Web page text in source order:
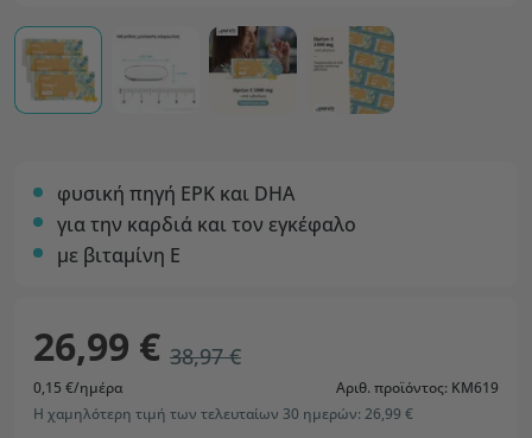
φυσική πηγή ΕΡΚ και DHA
για την καρδιά και τον εγκέφαλο
με βιταμίνη Ε
26,99 € 38,97 €
0,15 €/ημέρα
Αριθ. προϊόντος: KM619
Η χαμηλότερη τιμή των τελευταίων 30 ημερών: 26,99 €